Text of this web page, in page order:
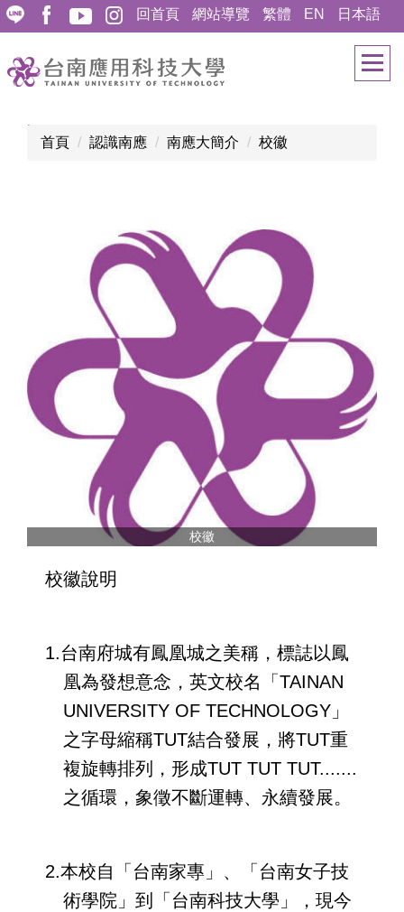
跳
到
主
要
回首頁 網站導覽 繁體 EN 日本語
:::
首頁
認識南應 南應大簡介 校徽
校徽
校徽說明
1.台南府城有鳳凰城之美稱，標誌以鳳
凰為發想意念，英文校名「TAINAN
UNIVERSITY OF TECHNOLOGY」
之字母縮稱TUT結合發展，將TUT重
複旋轉排列，形成TUT TUT TUT.......
之循環，象徵不斷運轉、永續發展。
2.本校自「台南家專」、「台南女子技
術學院」到「台南科技大學」，現今